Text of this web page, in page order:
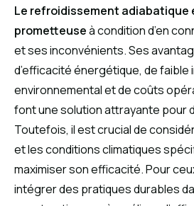
Le refroidissement adiabatique
prometteuseà condition d’en
et ses inconvénients. Ses
d’efficacité énergétique, de faible
environnemental et de coûts
font une solution attrayante pour
Toutefois, il est crucial de
et les conditions climatiques
maximiser son efficacité. Pour
intégrer des pratiques durables